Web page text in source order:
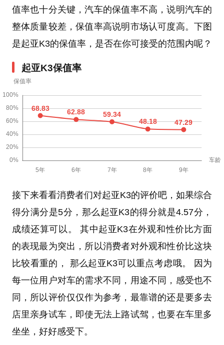
值率也十分关键，汽车的保值率不高，说明汽车的
整体质量较差，保值率高说明市场认可度高。下图
是起亚K3的保值率，是否在你可接受的范围内呢？
起亚K3保值率
接下来看看消费者们对起亚K3的评价吧，如果综合
得分满分是5分，那么起亚K3的得分就是4.57分，
成绩还算可以。 其中起亚K3在外观和性价比方面
的表现最为突出，所以消费者对外观和性价比这块
比较看重的， 那么起亚K3可以重点考虑哦。 因为
每一位用户对车的需求不同，用途不同，感受也不
同，所以评价仅仅作为参考，最靠谱的还是要多去
店里亲身试车，即使无法上路试驾，也要在车里多
坐坐，好好感受下。